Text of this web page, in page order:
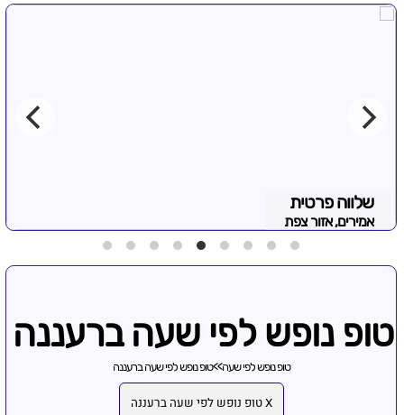
שלווה פרטית
אמירים, אזור צפת
טופ נופש לפי שעה ברעננה
טופ נופש לפי שעה>>טופ נופש לפי שעה ברעננה
X טופ נופש לפי שעה ברעננה